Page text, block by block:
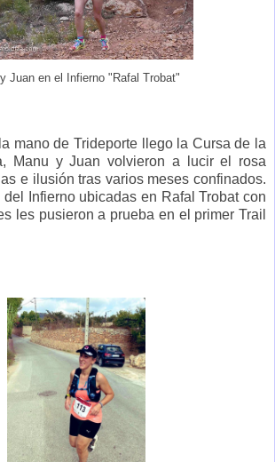
Juan en el Infierno "Rafal Trobat"
mano de Trideporte llego la Cursa de la
Manu y Juan volvieron a lucir el rosa
e ilusión tras varios meses confinados.
del Infierno ubicadas en Rafal Trobat con
les pusieron a prueba en el primer Trail